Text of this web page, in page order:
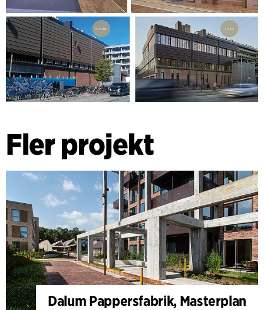
Fler projekt
Dalum Pappersfabrik, Masterplan